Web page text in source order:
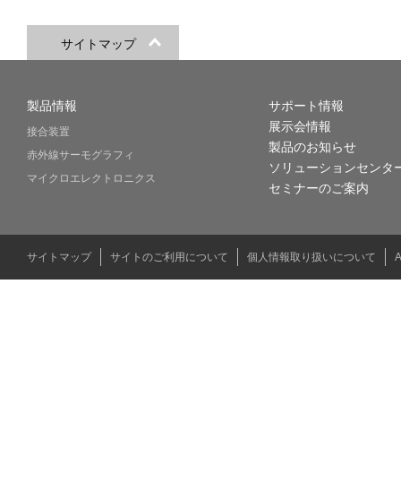
サイトマップ
製品情報
接合装置
赤外線サーモグラフィ
マイクロエレクトロニクス
サポート情報
展示会情報
製品のお知らせ
ソリューションセンタ
セミナーのご案内
サイトマップ サイトのご利用について 個人情報取り扱いについて